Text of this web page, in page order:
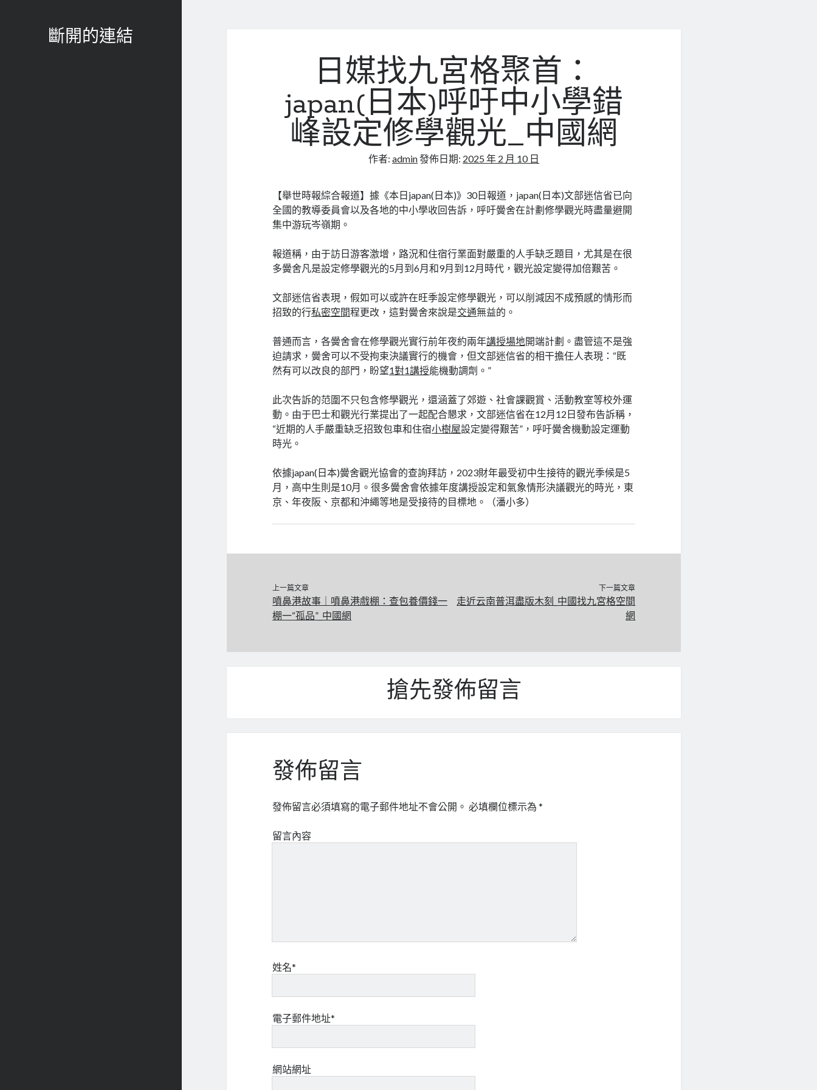
斷開的連結
日媒找九宮格聚首：
japan(日本)呼吁中小學錯
峰設定修學觀光_中國網
作者:admin發佈日期: 2025 年 2 月 10 日
【舉世時報綜合報道】據《本日japan(日本)》30日報道，japan(日本)文部迷信省已向
全國的教導委員會以及各地的中小學收回告訴，呼吁黌舍在計劃修學觀光時盡量避開
集中游玩岑嶺期。
報道稱，由于訪日游客激增，路況和住宿行業面對嚴重的人手缺乏題目，尤其是在很
多黌舍凡是設定修學觀光的5月到6月和9月到12月時代，觀光設定變得加倍艱苦。
文部迷信省表現，假如可以或許在旺季設定修學觀光，可以削減因不成預感的情形而
招致的行私密空間程更改，這對黌舍來說是交通無益的。
普通而言，各黌舍會在修學觀光實行前年夜約兩年講授場地開端計劃。盡管這不是強
迫請求，黌舍可以不受拘束決議實行的機會，但文部迷信省的相干擔任人表現：“既
然有可以改良的部門，盼望1對1講授能機動調劑。”
此次告訴的范圍不只包含修學觀光，還涵蓋了郊遊、社會課觀賞、活動教室等校外運
動。由于巴士和觀光行業提出了一起配合懇求，文部迷信省在12月12日發布告訴稱，
“近期的人手嚴重缺乏招致包車和住宿小樹屋設定變得艱苦”，呼吁黌舍機動設定運動
時光。
依據japan(日本)黌舍觀光協會的查詢拜訪，2023財年最受初中生接待的觀光季候是5
月，高中生則是10月。很多黌舍會依據年度講授設定和氣象情形決議觀光的時光，東
京、年夜阪、京都和沖繩等地是受接待的目標地。（潘小多）
上一篇文章
噴鼻港故事｜噴鼻港戲棚：查包養價錢一
棚一“孤品”_中國網
下一篇文章
走近云南普洱盡版木刻_中國找九宮格空間
網
搶先發佈留言
發佈留言
發佈留言必須填寫的電子郵件地址不會公開。 必填欄位標示為*
留言內容
姓名*
電子郵件地址*
網站網址